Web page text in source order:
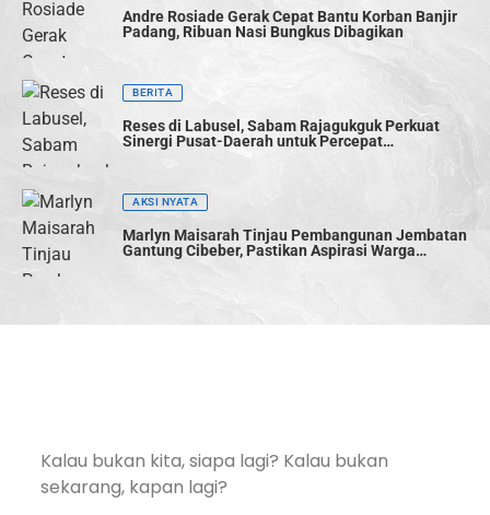
Andre Rosiade Gerak Cepat Bantu Korban Banjir
Padang, Ribuan Nasi Bungkus Dibagikan
BERITA
Reses di Labusel, Sabam Rajagukguk Perkuat
Sinergi Pusat-Daerah untuk Percepat
AKSI NYATA
Marlyn Maisarah Tinjau Pembangunan Jembatan
Gantung Cibeber, Pastikan Aspirasi Warga
Kalau bukan kita, siapa lagi? Kalau bukan
sekarang, kapan lagi?